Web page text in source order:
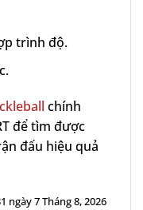
trình độ.
chính
để tìm được
đấu hiệu quả
ngày 7 Tháng 8, 2026